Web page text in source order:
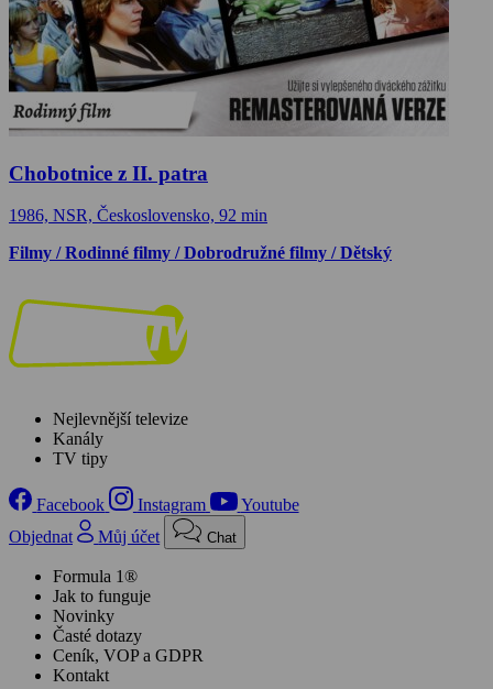
Chobotnice z II. patra
1986, NSR, Československo, 92 min
Filmy / Rodinné filmy / Dobrodružné filmy / Dětský
Nejlevnější televize
Kanály
TV tipy
Facebook Instagram
Youtube
Objednat
Můj účet Chat
Formula 1®
Jak to funguje
Novinky
Časté dotazy
Ceník, VOP a GDPR
Kontakt